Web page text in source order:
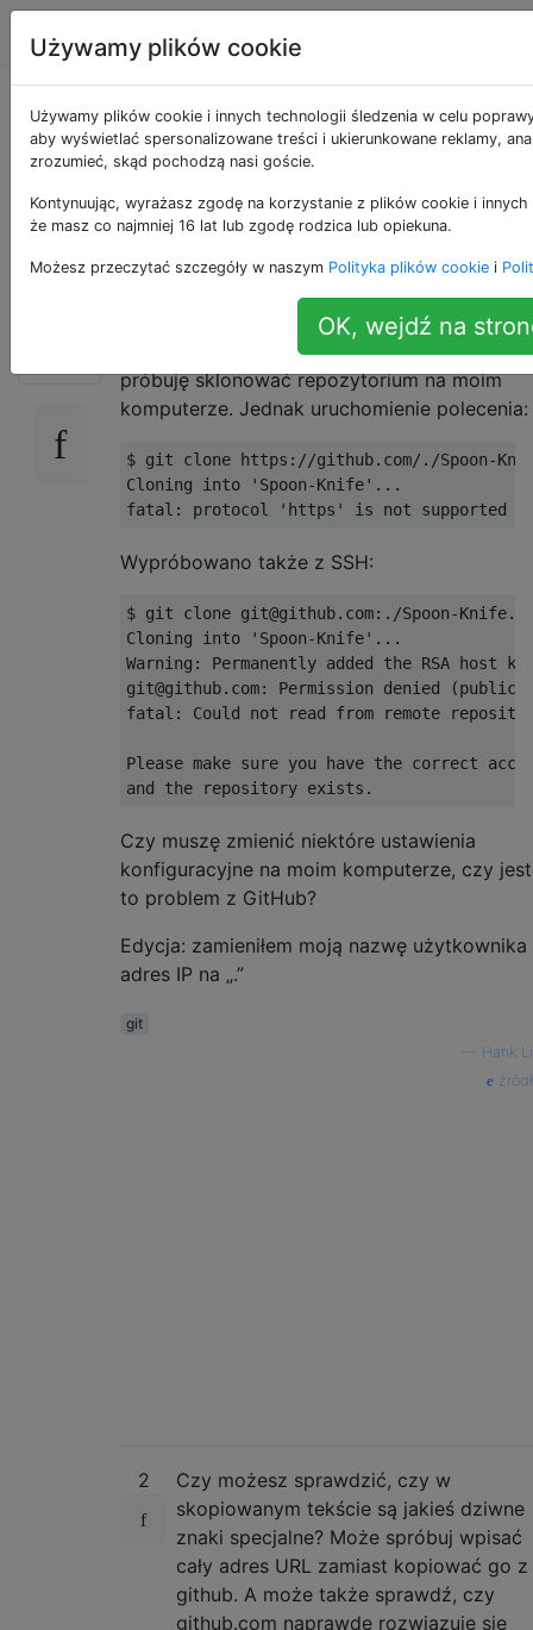
Programowanie
Git fatal: protokół
„https” nie jest
obsługiwany
Przeglądam przewodnik rozwidlania Githuba:
https://guides.github.com/activities/forking/i
próbuję sklonować repozytorium na moim
komputerze. Jednak uruchomienie polecenia:
$ git clone https://github.com/./Spoon-
Cloning into 'Spoon-Knife'...
Wypróbowano także z SSH:
$ git clone git@github.com:./Spoon-
Cloning into 'Spoon-Knife'...
Warning: Permanently added the RSA
git@github.com: Permission denied
fatal: Could not read from remote
Please make sure you have the correct
Czy muszę zmienić niektóre ustawienia
konfiguracyjne na moim komputerze, czy jest
to problem z GitHub?
Edycja: zamieniłem moją nazwę użytkownika
adres IP na „.”
git
Hank
2
Czy możesz sprawdzić, czy w
skopiowanym tekście są jakieś dziwne
znaki specjalne? Może spróbuj wpisać
cały adres URL zamiast kopiować go z
github. A może także sprawdź, czy
github.com naprawdę rozwiązuje się
Używamy plików cookie
Używamy plików cookie i innych technologii śledzenia w celu
aby wyświetlać spersonalizowane treści i ukierunkowane reklamy,
zrozumieć, skąd pochodzą nasi goście.
Kontynuując, wyrażasz zgodę na korzystanie z plików cookie i
że masz co najmniej 16 lat lub zgodę rodzica lub opiekuna.
Możesz przeczytać szczegóły w naszym Polityka plików cookie i
OK, wejdź na